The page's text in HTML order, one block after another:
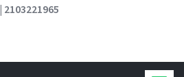
2103221965